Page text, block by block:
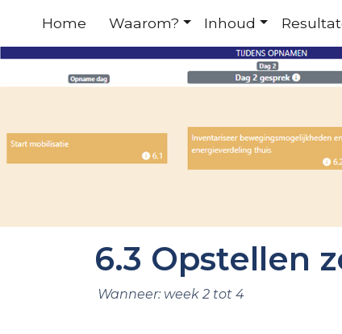
Home Waarom? Inhoud
6.3 Opstellen
Wanneer: week 2 tot 4